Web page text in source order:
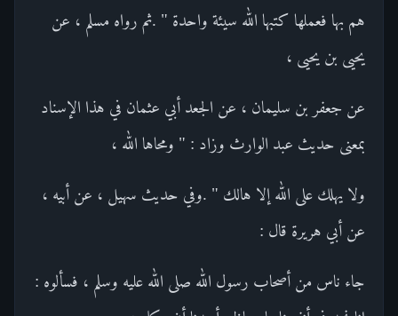
هم بها فعملها كتبها الله سيئة واحدة " .ثم رواه مسلم ، عن
يحيى بن يحيى ،
عن جعفر بن سليمان ، عن الجعد أبي عثمان في هذا الإسناد
بمعنى حديث عبد الوارث وزاد : " ومحاها الله ،
ولا يهلك على الله إلا هالك " .وفي حديث سهيل ، عن أبيه ،
عن أبي هريرة قال :
جاء ناس من أصحاب رسول الله صلى الله عليه وسلم ، فسألوه :